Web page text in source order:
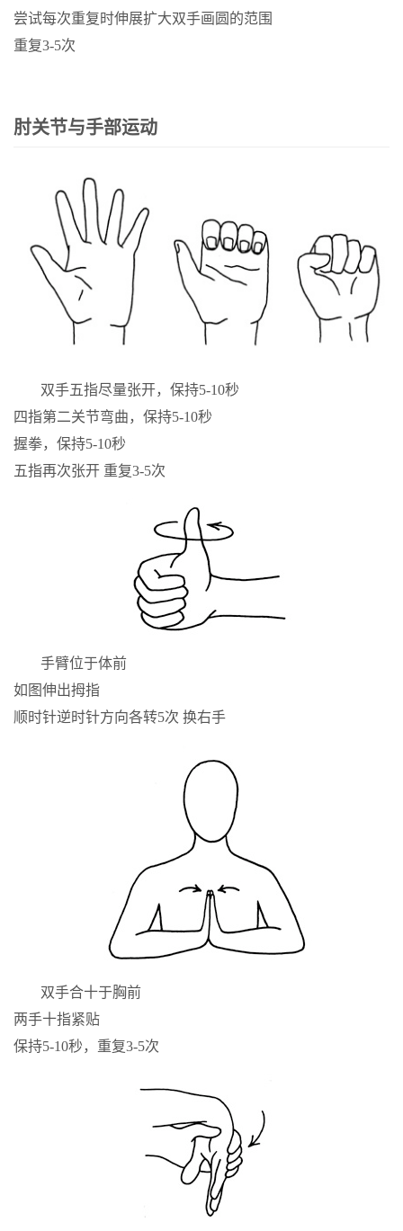
尝试每次重复时伸展扩大双手画圆的范围
重复3-5次
肘关节与手部运动
双手五指尽量张开，保持5-10秒
四指第二关节弯曲，保持5-10秒
握拳，保持5-10秒
五指再次张开 重复3-5次
手臂位于体前
如图伸出拇指
顺时针逆时针方向各转5次 换右手
双手合十于胸前
两手十指紧贴
保持5-10秒，重复3-5次